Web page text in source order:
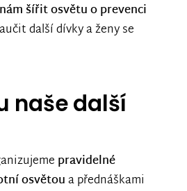
šířit osvětu o prevenci
další dívky a ženy se
naše další
pravidelné
osvětoua přednáškami